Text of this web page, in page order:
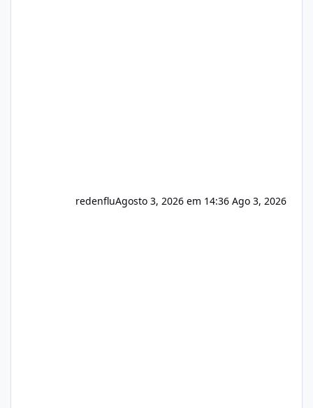
redenfluAgosto 3, 2026 em 14:36 Ago 3, 2026